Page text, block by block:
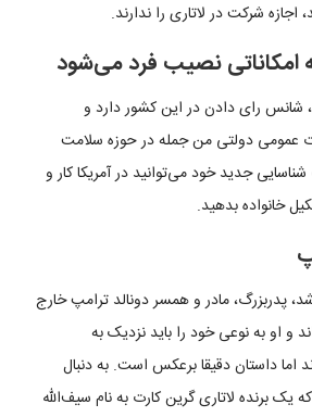
اجازه شرکت در لاتاری را ندارند.
امکاناتی نصیب فرد می‌شود
شانس رای دادن در این کشور دارد و
عمومی دولتی من جمله در حوزه سلامت
شناسایی جدید خود می‌توانید در آمریکا کار و
خانواده بدهید.
پدربزرگ، مادر و همسر دونالد ترامپ خارج
و او به نوعی خود را باید نزدیک به
اما داستان دقیقا برعکس است. به دنبال
یک برنده لاتاری گرین کارت به نام سیف‌الله